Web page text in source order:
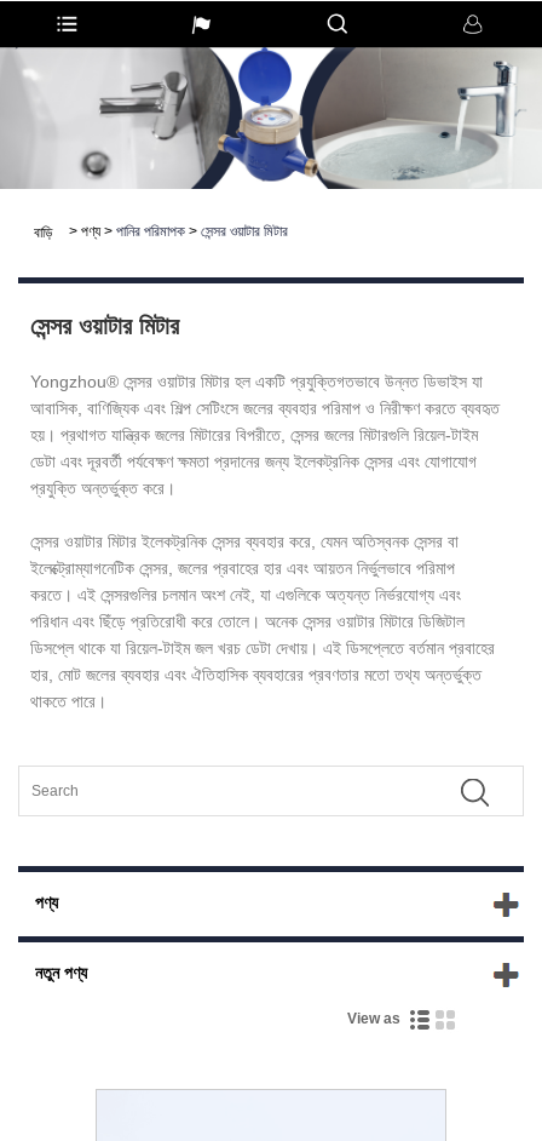
বাড়ি > পণ্য> পানির পরিমাপক > সেন্সর ওয়াটার মিটার
সেন্সর ওয়াটার মিটার
Yongzhou® সেন্সর ওয়াটার মিটার হল একটি প্রযুক্তিগতভাবে উন্নত ডিভাইস যা
আবাসিক, বাণিজ্যিক এবং শিল্প সেটিংসে জলের ব্যবহার পরিমাপ ও নিরীক্ষণ করতে ব্যবহৃত
হয়। প্রথাগত যান্ত্রিক জলের মিটারের বিপরীতে, সেন্সর জলের মিটারগুলি রিয়েল-টাইম
ডেটা এবং দূরবর্তী পর্যবেক্ষণ ক্ষমতা প্রদানের জন্য ইলেকট্রনিক সেন্সর এবং যোগাযোগ
প্রযুক্তি অন্তর্ভুক্ত করে।
সেন্সর ওয়াটার মিটার ইলেকট্রনিক সেন্সর ব্যবহার করে, যেমন অতিস্বনক সেন্সর বা
ইলেক্ট্রোম্যাগনেটিক সেন্সর, জলের প্রবাহের হার এবং আয়তন নির্ভুলভাবে পরিমাপ
করতে। এই সেন্সরগুলির চলমান অংশ নেই, যা এগুলিকে অত্যন্ত নির্ভরযোগ্য এবং
পরিধান এবং ছিঁড়ে প্রতিরোধী করে তোলে। অনেক সেন্সর ওয়াটার মিটারে ডিজিটাল
ডিসপ্লে থাকে যা রিয়েল-টাইম জল খরচ ডেটা দেখায়। এই ডিসপ্লেতে বর্তমান প্রবাহের
হার, মোট জলের ব্যবহার এবং ঐতিহাসিক ব্যবহারের প্রবণতার মতো তথ্য অন্তর্ভুক্ত
থাকতে পারে।
পণ্য
নতুন পণ্য
View as